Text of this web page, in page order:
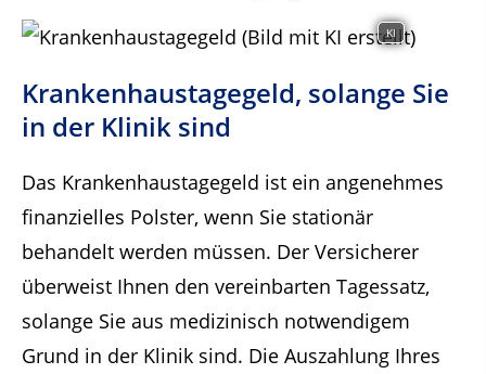
KI
Krankenhaustagegeld, solange Sie
in der Klinik sind
Das Krankenhaustagegeld ist ein angenehmes
finanzielles Polster, wenn Sie stationär
behandelt werden müssen. Der Versicherer
überweist Ihnen den vereinbarten Tagessatz,
solange Sie aus medizinisch notwendigem
Grund in der Klinik sind. Die Auszahlung Ihres